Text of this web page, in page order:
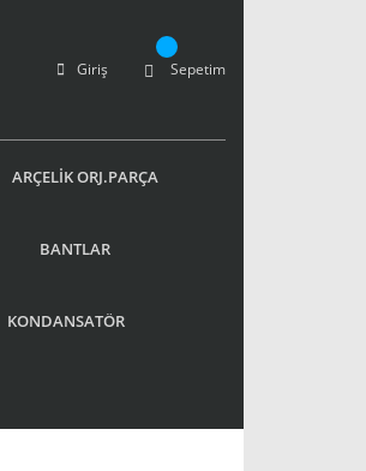
Giriş Sepetim
ARÇELİK ORJ.PARÇA
BANTLAR
KONDANSATÖR